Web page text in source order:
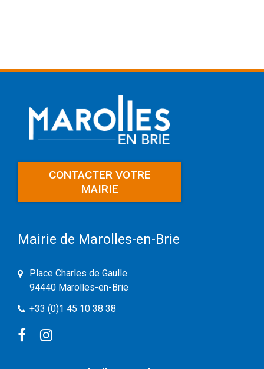
CONTACTER VOTRE
MAIRIE
Mairie de Marolles-en-Brie
Place Charles de Gaulle
94440 Marolles-en-Brie
+33 (0)1 45 10 38 38
FacebookInstagram